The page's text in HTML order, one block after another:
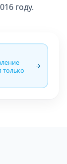
году.
только